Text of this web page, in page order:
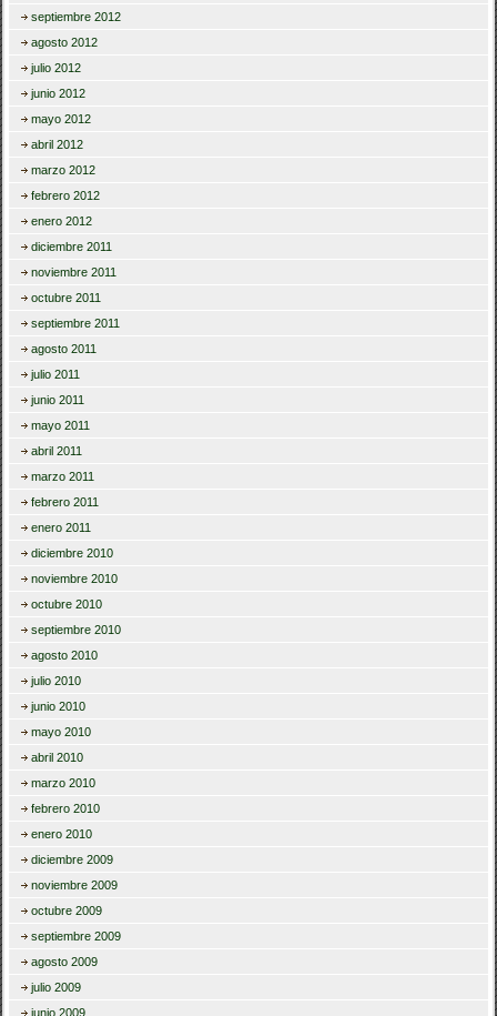
septiembre 2012
agosto 2012
julio 2012
junio 2012
mayo 2012
abril 2012
marzo 2012
febrero 2012
enero 2012
diciembre 2011
noviembre 2011
octubre 2011
septiembre 2011
agosto 2011
julio 2011
junio 2011
mayo 2011
abril 2011
marzo 2011
febrero 2011
enero 2011
diciembre 2010
noviembre 2010
octubre 2010
septiembre 2010
agosto 2010
julio 2010
junio 2010
mayo 2010
abril 2010
marzo 2010
febrero 2010
enero 2010
diciembre 2009
noviembre 2009
octubre 2009
septiembre 2009
agosto 2009
julio 2009
junio 2009